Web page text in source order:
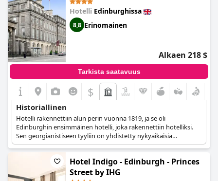
Hotelli Edinburghissa
8,8 Erinomainen
Alkaen 218 $
Tarkista saatavuus
$
Historiallinen
Hotelli rakennettiin alun perin vuonna 1819, ja se oli
Edinburghin ensimmäinen hotelli, joka rakennettiin hotelliksi.
Sen georgianistiseen tyyliin on yhdistetty nykyaikaisia
mukavuuksia ja mukavuuksia, mikä tekee siitä ylellisen hotellin,
joka se on nykyään.
Hotel Indigo - Edinburgh - Princes
Street by IHG